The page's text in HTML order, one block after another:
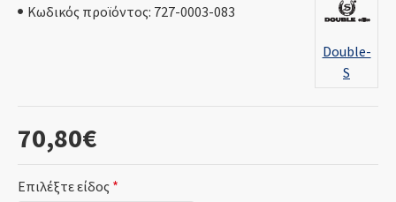
70,80€
Κωδικός προϊόντος: 727-0003-083
Double-
S
Επιλέξτε είδος